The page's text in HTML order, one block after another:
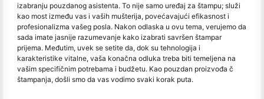
izabranju pouzdanog asistenta. To nije samo uređaj za štampu; služi
kao most između vas i vaših mušterija, povećavajući efikasnost i
profesionalizma vašeg posla. Nakon odlaska u ovu tema, verujemo da
sada imate jasnije razumevanje kako izabrati savršen štampar
prijema. Međutim, uvek se setite da, dok su tehnologija i
karakteristike vitalne, vaša konačna odluka treba biti temeljena na
vašim specifičnim potrebama i budžetu. Kao pouzdan proizvođa č
štampanja, došli smo da vas vodimo svaki korak puta.